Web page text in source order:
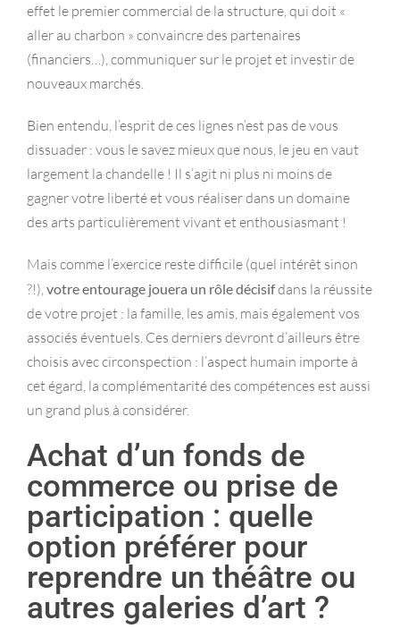
effet le premier commercial de la structure, qui doit «
aller au charbon » convaincre des partenaires
(financiers…), communiquer sur le projet et investir de
nouveaux marchés.
Bien entendu, l’esprit de ces lignes n’est pas de vous
dissuader : vous le savez mieux que nous, le jeu en vaut
largement la chandelle ! Il s’agit ni plus ni moins de
gagner votre liberté et vous réaliser dans un domaine
des arts particulièrement vivant et enthousiasmant !
Mais comme l’exercice reste difficile (quel intérêt sinon
?!), votre entourage jouera un rôle décisifdans la réussite
de votre projet : la famille, les amis, mais également vos
associés éventuels. Ces derniers devront d’ailleurs être
choisis avec circonspection : l’aspect humain importe à
cet égard, la complémentarité des compétences est aussi
un grand plus à considérer.
Achat d’un fonds de
commerce ou prise de
participation : quelle
option préférer pour
reprendre un théâtre ou
autres galeries d’art ?